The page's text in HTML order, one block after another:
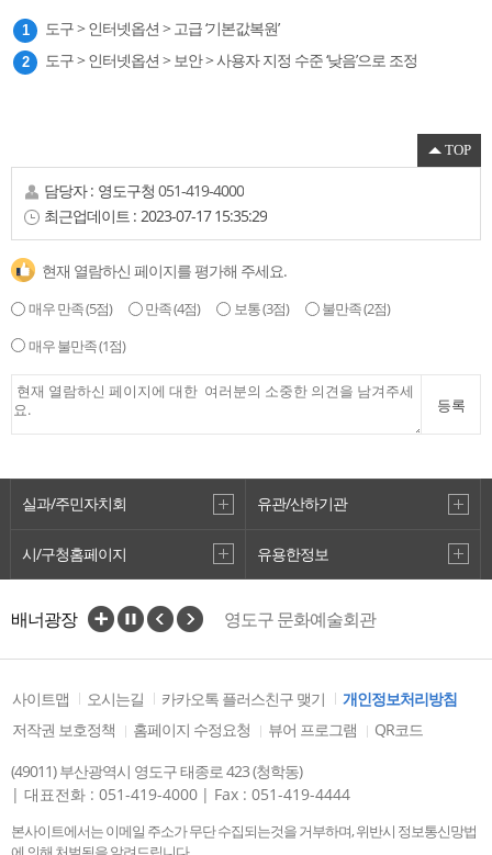
도구 > 인터넷옵션 > 고급 ‘기본값복원’
도구 > 인터넷옵션 > 보안 > 사용자 지정 수준 ‘낮음’으로 조정
TOP
담당자 : 영도구청 051-419-4000
최근업데이트 : 2023-07-17 15:35:29
현재 열람하신 페이지를 평가해 주세요.
매우 만족(5점) 만족(4점) 보통(3점) 불만족(2점)
매우 불만족(1점)
등록
실과/주민자치회 유관/산하기관
시/구청홈페이지 유용한정보
배너광장
영도구 문화예술회관
사이트맵 오시는길 카카오톡 플러스친구 맺기
개인정보처리방침
저작권 보호정책
홈페이지 수정요청 뷰어 프로그램
QR코드
(49011) 부산광역시 영도구 태종로 423 (청학동)
| 대표전화 : 051-419-4000 | Fax : 051-419-4444
본사이트에서는 이메일 주소가 무단 수집되는것을 거부하며, 위반시 정보통신망법